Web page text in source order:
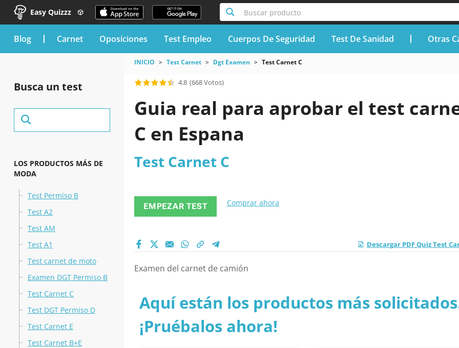
Easy Quizzz Buscar producto
blog Carnet Oposiciones Test Empleo Cuerpos De Seguridad Test De Sanidad Otras
Busca un test
LOS PRODUCTOS MÁS DE
MODA
Test Permiso B
Test A2
Test AM
Test A1
Test carnet de moto
Examen DGT Permiso B
Test Carnet C
Test DGT Permiso D
Test Carnet E
Test Carnet B+E
INICIO Test Carnet Dgt Examen Test Carnet C
4.8 (668 Votos)
Guia real para aprobar el test
C en Espana
Test Carnet C
EMPEZAR TEST Comprar ahora
Descargar PDF Quiz Test
Examen del carnet de camión
Aquí están los productos más
¡Pruébalos ahora!